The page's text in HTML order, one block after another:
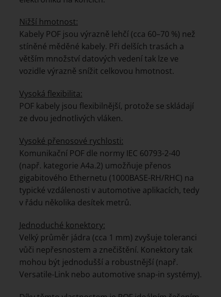
Nižší hmotnost:
Kabely POF jsou výrazně lehčí (cca 60–70 %) než
stíněné měděné kabely. Při delších trasách a
větším množství datových vedení tak lze ve
vozidle výrazně snížit celkovou hmotnost.
Vysoká flexibilita:
POF kabely jsou flexibilnější, protože se skládají
ze dvou jednotlivých vláken.
Vysoké přenosové rychlosti:
Komunikační POF dle normy IEC 60793-2-40
(např. kategorie A4a.2) umožňuje přenos
gigabitového Ethernetu (1000BASE-RH/RHC) na
typické vzdálenosti v automotive aplikacích, tedy
v řádu několika desítek metrů.
Jednoduché konektory:
Velký průměr jádra (cca 1 mm) zvyšuje toleranci
vůči nepřesnostem a znečištění. Konektory tak
mohou být jednodušší a robustnější (např.
Versatile-Link nebo automotive snap-in systémy).